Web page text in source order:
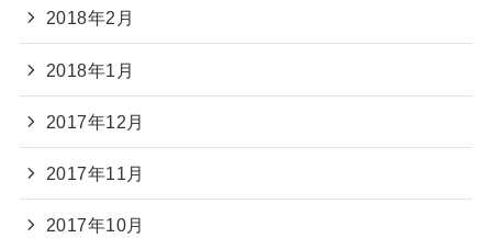
2018年2月
2018年1月
2017年12月
2017年11月
2017年10月